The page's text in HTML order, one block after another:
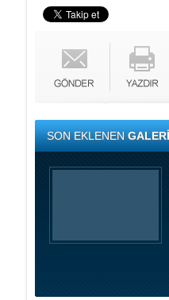
SON EKLENEN